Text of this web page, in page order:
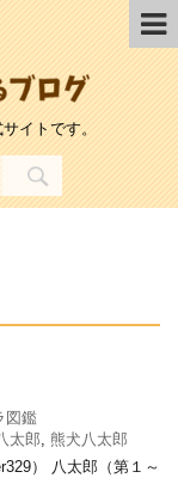
イトです。
図鑑
太郎, 熊犬八太郎
） 八太郎（第１～